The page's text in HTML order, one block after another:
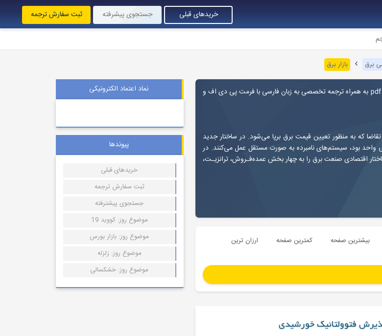
خریدهای قبلی جستجوی پیشرفته ثبت سفارش ترجمه
برق بازار برق
) با فرمت pdf به همراه ترجمه تخصصی به زبان فارسی با فرمت پی دی اف و
که به منظور تعیین قیمت برق برپا می‌شود. در ساختار جدید
واحد بود، سیستم‌های نامبرده به صورت مستقل عمل می‌کنند. در
اقتصادی صنعت برق را به چهار بخش عمده‌فـروش، ترانزیـت،
بیشترین صفحه کمترین صفحه
ارزان ترین
فتوولتائیک خورشیدی
نماد اعتماد الکترونیکی
پیوندها
خریدهای قبلی
ثبت سفارش ترجمه
جستجوی پیشترفته
موضوع روز: کووید 19
موضوع روز: بازار بورس
موضوع روز: زلزله
موضوع روز: خشکسالی